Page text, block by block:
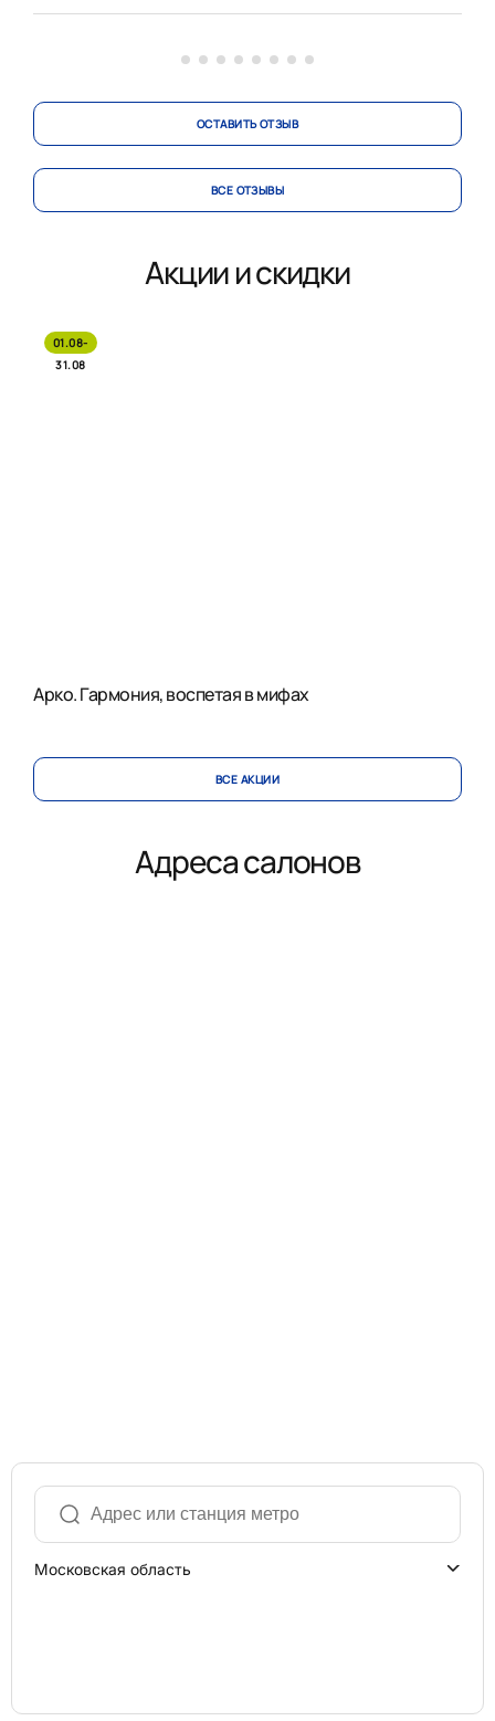
Хочется выразить огромную благодарность
ОСТАВИТЬ ОТЗЫВ
ВСЕ ОТЗЫВЫ
Акции и скидки
01.08-
31.08
Арко. Гармония, воспетая в мифах
ВСЕ АКЦИИ
Адреса салонов
Московская область